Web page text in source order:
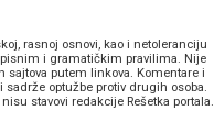
rasnoj osnovi, kao i netoleranciju
i gramatičkim pravilima. Nije
putem linkova. Komentare i
optužbe protiv drugih osoba.
stavovi redakcije Rešetka portala.